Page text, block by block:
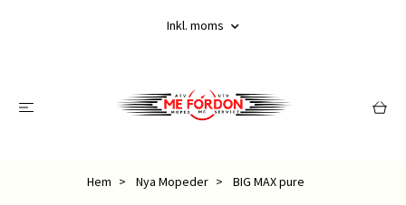
Inkl. moms
Hem Nya Mopeder BIG MAX pure